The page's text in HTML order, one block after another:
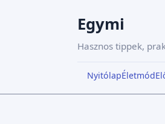
Egymi
Hasznos tippek,
NyitólapÉletmód